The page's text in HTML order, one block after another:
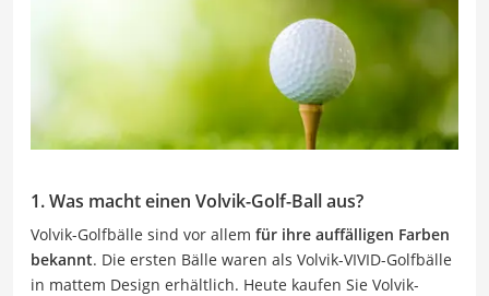
1. Was macht einen Volvik-Golf-Ball aus?
Volvik-Golfbälle sind vor allem für ihre auffälligen Farben
bekannt. Die ersten Bälle waren als Volvik-VIVID-Golfbälle
in mattem Design erhältlich. Heute kaufen Sie Volvik-